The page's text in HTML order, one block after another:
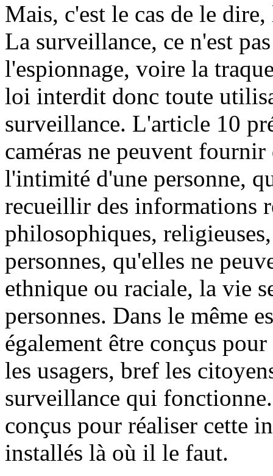
Mais, c'est le cas de le
La surveillance, ce n'est
l'espionnage, voire la
loi interdit donc toute
surveillance. L'article 10
caméras ne peuvent
l'intimité d'une personne,
recueillir des informations
philosophiques,
personnes, qu'elles ne
ethnique ou raciale, la vie
personnes. Dans le même
également être conçus
les usagers, bref les
surveillance qui
conçus pour réaliser cette
installés là où il le faut.